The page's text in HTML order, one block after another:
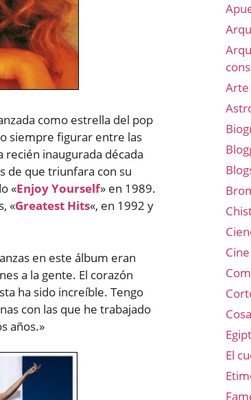
como estrella del pop
siempre figurar entre las
recién inaugurada década
de que triunfara con su
«Enjoy Yourself» en 1989.
«Greatest Hits«, en 1992 y
en este álbum eran
a la gente. El corazón
ha sido increíble. Tengo
con las que he trabajado
años.»
Arte
El